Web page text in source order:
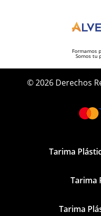
Formamos
Somos tu
© 2026 Derechos
Tarima
Tarima
Tarima